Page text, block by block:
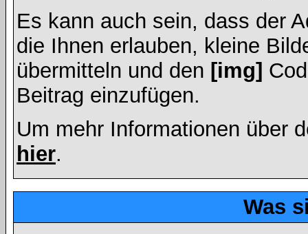
Es kann auch sein, dass der
die Ihnen erlauben, kleine
übermitteln und den [img]
Beitrag einzufügen.
Um mehr Informationen über
hier.
Was